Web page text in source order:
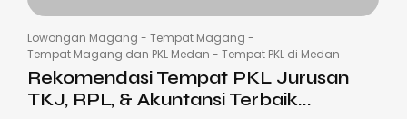
Lowongan Magang - Tempat Magang -
Tempat Magang dan PKL Medan - Tempat PKL di Medan
Rekomendasi Tempat PKL Jurusan
TKJ, RPL, & Akuntansi Terbaik...